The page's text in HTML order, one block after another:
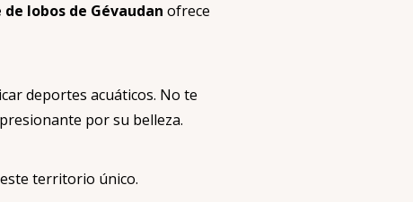
de lobos de Gévaudan ofrece
deportes acuáticos. No te
por su belleza.
territorio único.